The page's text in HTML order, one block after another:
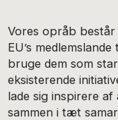
Vores opråb består
EU’s
bruge dem som
eksisterende
lade sig inspirere
sammen i tæt